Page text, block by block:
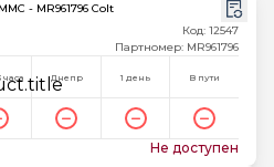
- MR961796 Colt
Код: 12547
Партномер: MR961796
часа Днепр 1 день В пути
Не доступен